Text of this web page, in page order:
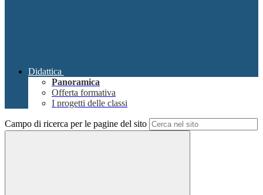
Didattica
Panoramica
Offerta formativa
I progetti delle classi
Campo di ricerca per le pagine del sito